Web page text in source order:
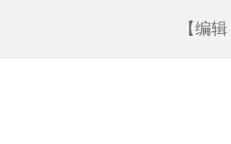
【编辑